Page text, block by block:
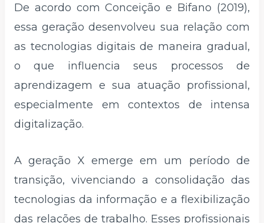
De acordo com Conceição e Bifano (2019),
essa geração desenvolveu sua relação com
as tecnologias digitais de maneira gradual,
o que influencia seus processos de
aprendizagem e sua atuação profissional,
especialmente em contextos de intensa
digitalização.
A geração X emerge em um período de
transição, vivenciando a consolidação das
tecnologias da informação e a flexibilização
das relações de trabalho. Esses profissionais